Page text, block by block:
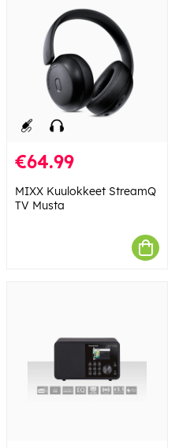
€64.99
MIXX Kuulokkeet StreamQ
TV Musta